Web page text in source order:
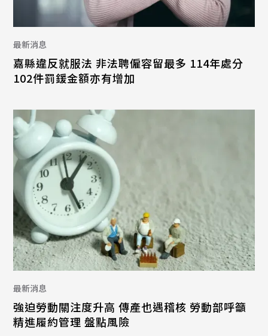
最新消息
嘉縣違反就服法 非法聘僱容留最多 114年處分
102件罰鍰金額亦有增加
最新消息
強迫勞動關注度升高 傳產也遇稽核 勞動部呼籲
精進履約管理 盤點風險